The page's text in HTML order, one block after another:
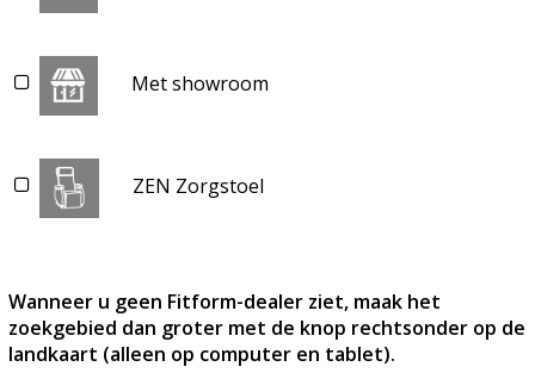
Met showroom
ZEN Zorgstoel
Wanneer u geen Fitform-dealer ziet, maak het
zoekgebied dan groter met de knop rechtsonder op de
landkaart (alleen op computer en tablet).